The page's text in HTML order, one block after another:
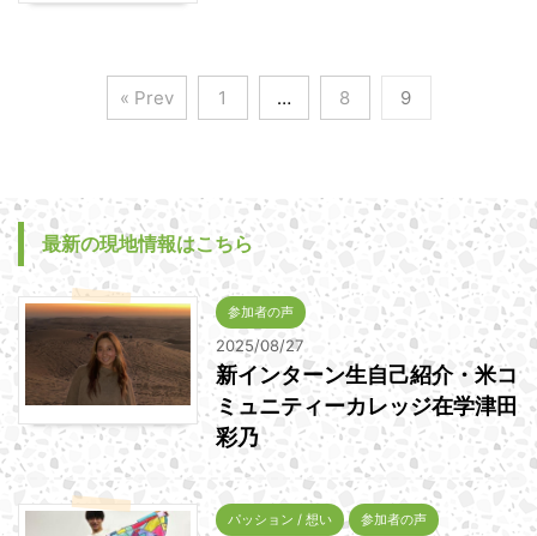
« Prev 1 … 8 9
最新の現地情報はこちら
参加者の声
2025/08/27
新インターン生自己紹介・米コ
ミュニティーカレッジ在学津田
彩乃
パッション / 想い 参加者の声